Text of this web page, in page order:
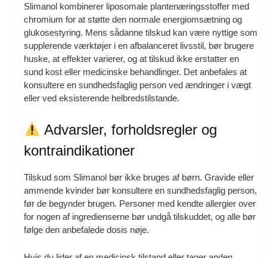
Slimanol kombinerer liposomale plantenæringsstoffer med
chromium for at støtte den normale energiomsætning og
glukosestyring. Mens sådanne tilskud kan være nyttige som
supplerende værktøjer i en afbalanceret livsstil, bør brugere
huske, at effekter varierer, og at tilskud ikke erstatter en
sund kost eller medicinske behandlinger. Det anbefales at
konsultere en sundhedsfaglig person ved ændringer i vægt
eller ved eksisterende helbredstilstande.
Advarsler, forholdsregler og
kontraindikationer
Tilskud som Slimanol bør ikke bruges af børn. Gravide eller
ammende kvinder bør konsultere en sundhedsfaglig person,
før de begynder brugen. Personer med kendte allergier over
for nogen af ingredienserne bør undgå tilskuddet, og alle bør
følge den anbefalede dosis nøje.